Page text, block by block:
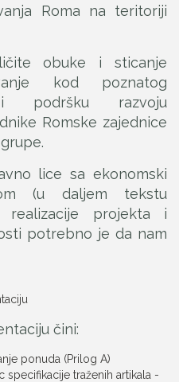
Roma na teritoriji
obuke i sticanje
kod poznatog
podršku razvoju
Romske zajednice
lice sa ekonomski
(u daljem tekstu
realizacije projekta i
potrebno je da nam
čini:
ponuda (Prilog A)
specifikacije traženih artikala -